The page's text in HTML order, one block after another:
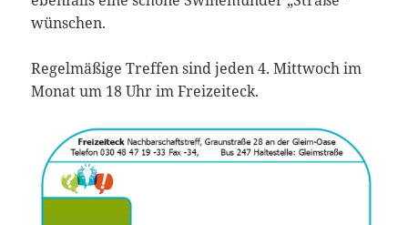
wünschen.
Regelmäßige Treffen sind jeden 4. Mittwoch im
Monat um 18 Uhr im Freizeiteck.